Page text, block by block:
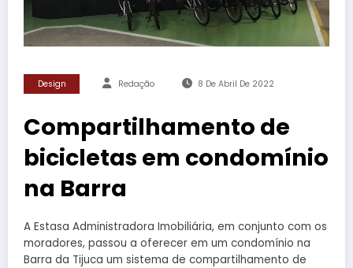
Design Redação 8 De Abril De 2022
Compartilhamento de
bicicletas em condomínio
na Barra
A Estasa Administradora Imobiliária, em conjunto com os
moradores, passou a oferecer em um condomínio na
Barra da Tijuca um sistema de compartilhamento de